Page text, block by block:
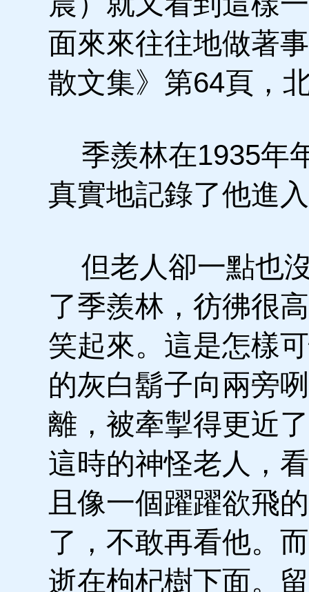
面來來往往地做著
散文集》第64頁，
季羨林在1935年
真實地記錄了他進
但老人卻一點也
了季羨林，彷彿很
笑起來。這是怎樣
的灰白鬍子向兩旁
離，被牽掣得更近
這時的神怪老人，
且像一個躍躍欲飛
了，不敢再看他。
逝在枸杞樹下面。